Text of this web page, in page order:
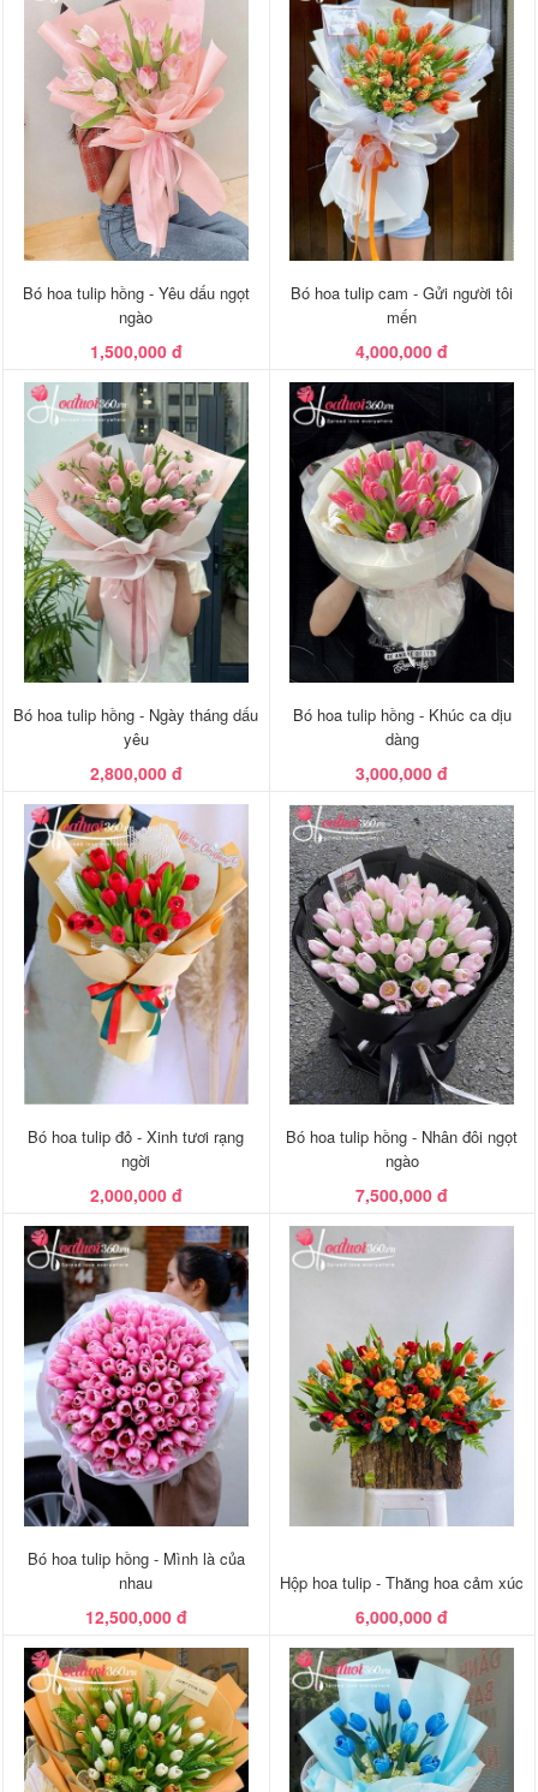
Bó hoa tulip hồng - Yêu dấu ngọt
ngào
1,500,000 đ
Bó hoa tulip cam - Gửi người tôi
mến
4,000,000 đ
Bó hoa tulip hồng - Ngày tháng dấu
yêu
2,800,000 đ
Bó hoa tulip hồng - Khúc ca dịu
dàng
3,000,000 đ
Bó hoa tulip đỏ - Xinh tươi rạng
ngời
2,000,000 đ
Bó hoa tulip hồng - Nhân đôi ngọt
ngào
7,500,000 đ
Bó hoa tulip hồng - Mình là của
nhau
12,500,000 đ
Hộp hoa tulip - Thăng hoa cảm xúc
6,000,000 đ